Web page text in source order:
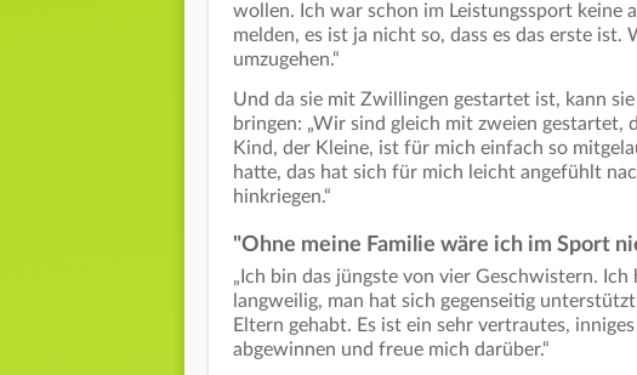
wollen. Ich war schon im Leistungssport keine
melden, es ist ja nicht so, dass es das erste
umzugehen.“
Und da sie mit Zwillingen gestartet ist, kann
bringen: „Wir sind gleich mit zweien
Kind, der Kleine, ist für mich einfach so
hatte, das hat sich für mich leicht angefühlt
hinkriegen.“
"Ohne meine Familie wäre ich im Sport
„Ich bin das jüngste von vier Geschwistern. Ich
langweilig, man hat sich gegenseitig
Eltern gehabt. Es ist ein sehr vertrautes,
abgewinnen und freue mich darüber.“